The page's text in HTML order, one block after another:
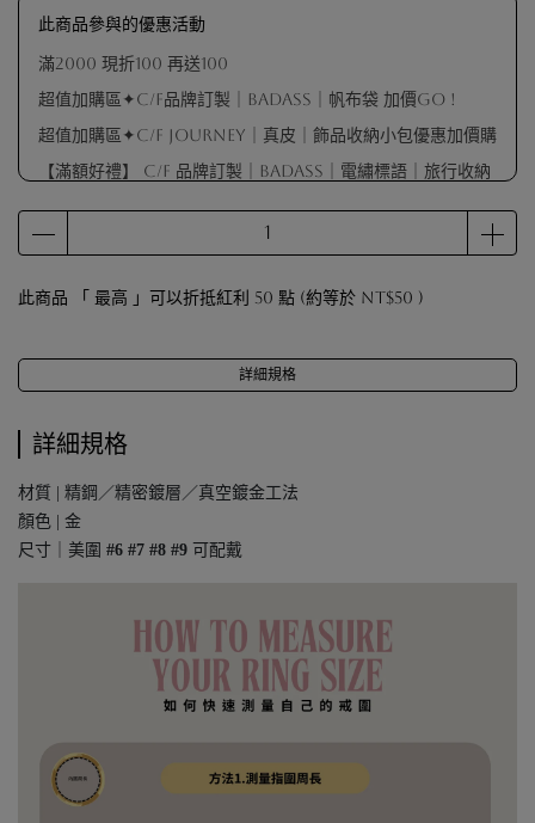
此商品參與的優惠活動
滿2000 現折100 再送100
超值加購區✦C/F品牌訂製｜BADASS｜帆布袋 加價GO !
超值加購區✦C/F Journey｜真皮｜飾品收納小包優惠加價購
【滿額好禮】 C/F 品牌訂製｜BADASS｜電繡標語｜旅行收納
【滿額好禮】品牌擦拭布（數量有限 贈完為止）
【滿額好禮】 C/F 品牌訂製｜麂皮袋（顏色隨機出貨）
此商品 「 最高 」可以折抵紅利 50 點 (約等於 NT$50 )
詳細規格
詳細規格
材質 | 精鋼／精密鍍層／真空鍍金工法
顏色 | 金
尺寸｜美圍 #6 #7 #8 #9 可配戴